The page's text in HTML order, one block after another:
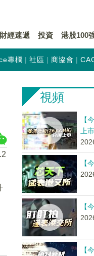
財經速遞 投資 港股100
專欄 社區 商協會
視頻
【
上市
【
【
【